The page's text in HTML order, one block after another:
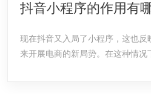
抖音小程序的作用有
现在抖音又入局了小程序，这也
来开展电商的新局势。在这种情况